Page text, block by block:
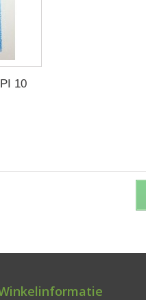
10